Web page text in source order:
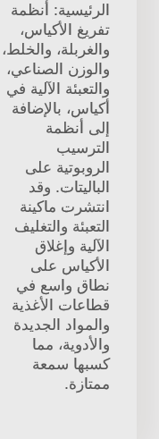
الرئيسية: أنظمة
تفريغ الأكياس،
والغربلة، والخلط،
والوزن الصناعي،
والتعبئة الآلية في
أكياس، بالإضافة
إلى أنظمة
الترسيب
الروبوتية على
الباليتات. وقد
انتشرت ماكينة
التعبئة والتغليف
الآلية وإغلاق
الأكياس على
نطاق واسع في
قطاعات الأغذية
والمواد الجديدة
والأدوية، مما
كسبها سمعة
ممتازة.